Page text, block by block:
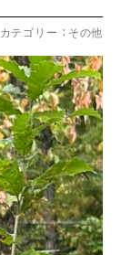
カテゴリー ： その他